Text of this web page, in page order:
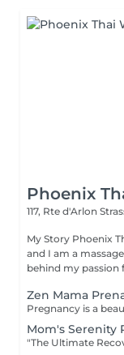
Phoenix
117, Rte d'Arlon
My Story Phoenix
and I am a
behind my passion
Zen Mama
Mom's Serenity